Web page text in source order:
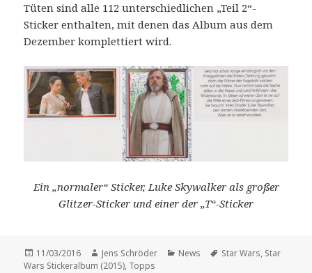
Tüten sind alle 112 unterschiedlichen „Teil 2“-
Sticker enthalten, mit denen das Album aus dem
Dezember komplettiert wird.
Ein „normaler“ Sticker, Luke Skywalker als großer
Glitzer-Sticker und einer der „T“-Sticker
Veröffentlicht
am
11/03/2016 Autor
Jens Schröder Kategorien
News Schlagwörter
Star Wars, Star
Wars Stickeralbum (2015), Topps